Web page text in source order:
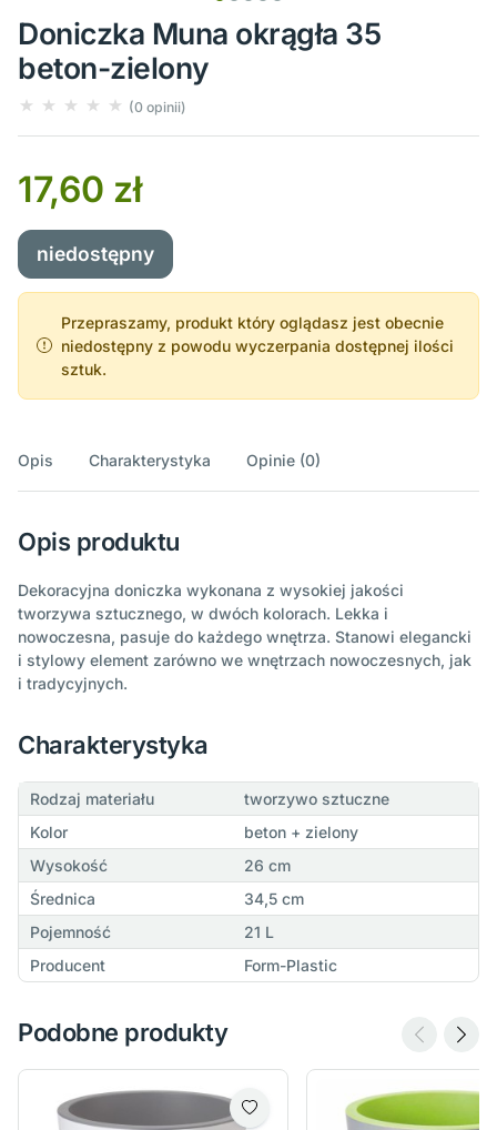
Doniczka Muna okrągła 35
beton-zielony
(0 opinii)
17,60 zł
niedostępny
Przepraszamy, produkt który oglądasz jest obecnie
niedostępny z powodu wyczerpania dostępnej ilości
sztuk.
Opis Charakterystyka Opinie (0)
Opis produktu
Dekoracyjna doniczka wykonana z wysokiej jakości
tworzywa sztucznego, w dwóch kolorach. Lekka i
nowoczesna, pasuje do każdego wnętrza. Stanowi elegancki
i stylowy element zarówno we wnętrzach nowoczesnych, jak
i tradycyjnych.
Charakterystyka
Rodzaj materiału
tworzywo sztuczne
Kolor
beton + zielony
Wysokość
26 cm
Średnica
34,5 cm
Pojemność
21 L
Producent
Form-Plastic
Podobne produkty